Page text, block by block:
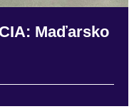
Maďarsko